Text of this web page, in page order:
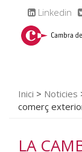
Linkedin
Inici > Noticies
comerç
LA